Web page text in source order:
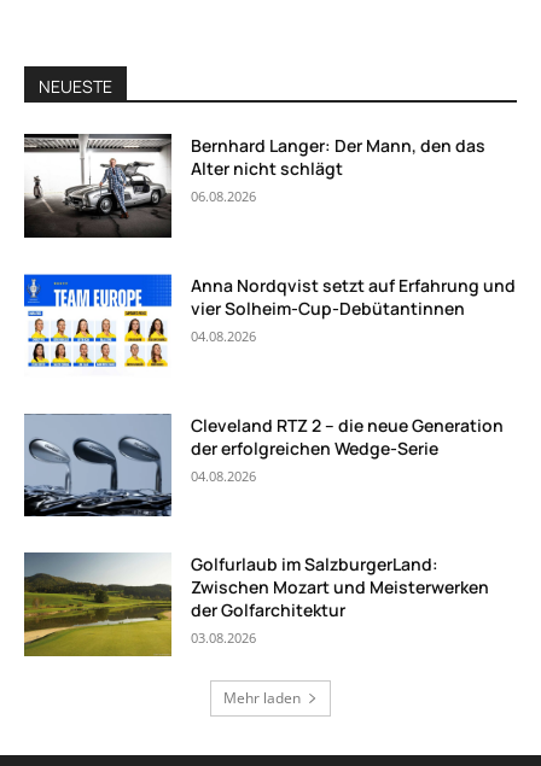
NEUESTE
Bernhard Langer: Der Mann, den das
Alter nicht schlägt
06.08.2026
Anna Nordqvist setzt auf Erfahrung und
vier Solheim-Cup-Debütantinnen
04.08.2026
Cleveland RTZ 2 – die neue Generation
der erfolgreichen Wedge-Serie
04.08.2026
Golfurlaub im SalzburgerLand:
Zwischen Mozart und Meisterwerken
der Golfarchitektur
03.08.2026
Mehr laden